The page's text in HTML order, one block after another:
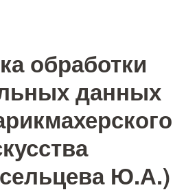
обработки
данных
Ю.А.)